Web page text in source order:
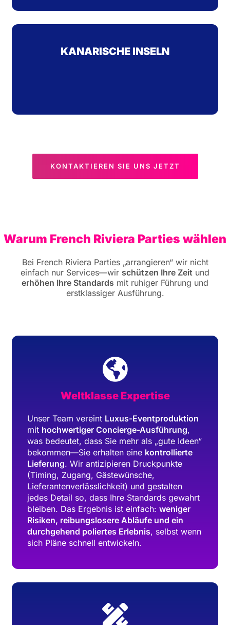
KANARISCHE INSELN
KONTAKTIEREN SIE UNS JETZT
Warum French Riviera Parties wählen
Bei French Riviera Parties „arrangieren“ wir nicht
einfach nur Services—wir schützen Ihre Zeit und
erhöhen Ihre Standards mit ruhiger Führung und
erstklassiger Ausführung.
Weltklasse Expertise
Unser Team vereint Luxus-Eventproduktion
mit hochwertiger Concierge-Ausführung,
was bedeutet, dass Sie mehr als „gute Ideen“
bekommen—Sie erhalten eine kontrollierte
Lieferung. Wir antizipieren Druckpunkte
(Timing, Zugang, Gästewünsche,
Lieferantenverlässlichkeit) und gestalten
jedes Detail so, dass Ihre Standards gewahrt
bleiben. Das Ergebnis ist einfach: weniger
Risiken, reibungslosere Abläufe und ein
durchgehend poliertes Erlebnis, selbst wenn
sich Pläne schnell entwickeln.